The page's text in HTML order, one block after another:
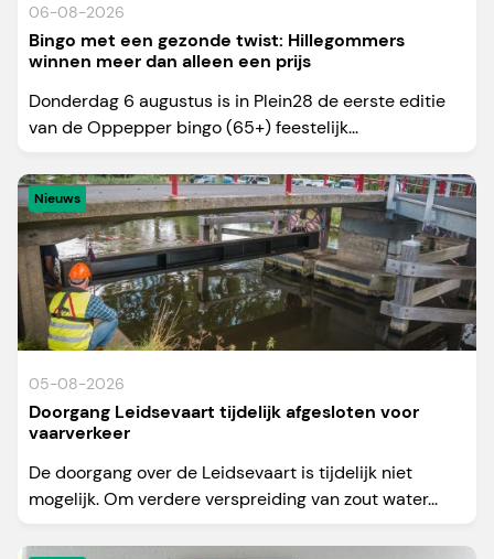
06-08-2026
Bingo met een gezonde twist: Hillegommers
winnen meer dan alleen een prijs
Donderdag 6 augustus is in Plein28 de eerste editie
van de Oppepper bingo (65+) feestelijk...
Nieuws
05-08-2026
Doorgang Leidsevaart tijdelijk afgesloten voor
vaarverkeer
De doorgang over de Leidsevaart is tijdelijk niet
mogelijk. Om verdere verspreiding van zout water...